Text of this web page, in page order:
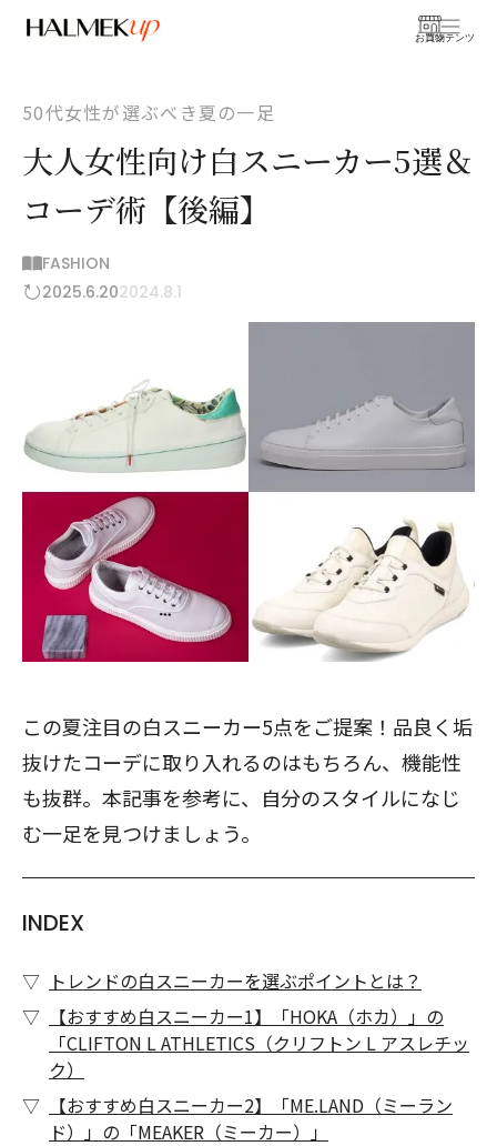
お買物
コンテンツ
50代女性が選ぶべき夏の一足
大人女性向け白スニーカー5選＆
コーデ術【後編】
FASHION
2025.6.202024.8.1
この夏注目の白スニーカー5点をご提案！品良く垢
抜けたコーデに取り入れるのはもちろん、機能性
も抜群。本記事を参考に、自分のスタイルになじ
む一足を見つけましょう。
INDEX
トレンドの白スニーカーを選ぶポイントとは？
【おすすめ白スニーカー1】「HOKA（ホカ）」の
「CLIFTON L ATHLETICS（クリフトン L アスレチッ
ク）
【おすすめ白スニーカー2】「ME.LAND（ミーラン
ド）」の「MEAKER（ミーカー）」